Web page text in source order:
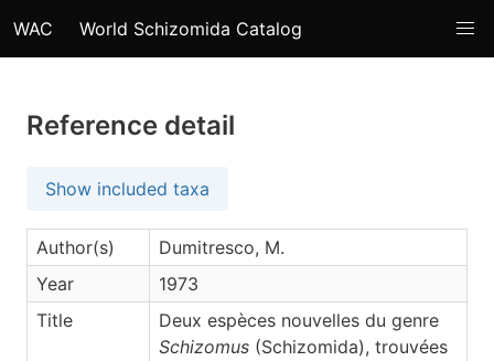
WAC World Schizomida Catalog
Reference detail
Show included taxa
Author(s)
Dumitresco, M.
Year
1973
Title
Deux espèces nouvelles du genre
Schizomus (Schizomida), trouvées